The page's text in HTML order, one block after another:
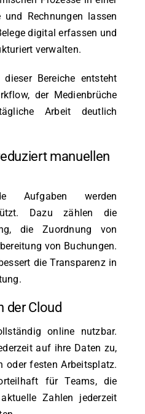
und Rechnungen lassen
digital erfassen und
verwalten.
Bereiche entsteht
der Medienbrüche
Arbeit deutlich
manuellen
Aufgaben werden
Dazu zählen die
die Zuordnung von
von Buchungen.
die Transparenz in
der Cloud
online nutzbar.
auf ihre Daten zu,
oder festen Arbeitsplatz.
für Teams, die
Zahlen jederzeit